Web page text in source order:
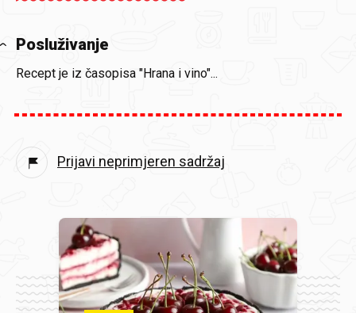
Posluživanje
Recept je iz časopisa "Hrana i vino"...
Prijavi neprimjeren sadržaj